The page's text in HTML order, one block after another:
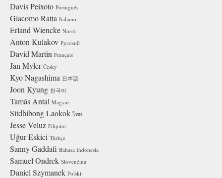
Davis Peixoto Português
Giacomo Ratta Italiano
Erland Wiencke Norsk
Anton Kulakov Русский
David Martin Français
Jan Myler Česky
Kyo Nagashima 日本語
Joon Kyung 한국어
Tamás Antal Magyar
Sitdhibong Laokok ไทย
Jesse Veluz Filipino
Uğur Eskici Türkçe
Sanny Gaddafi Bahasa Indonesia
Samuel Ondrek Slovenčina
Daniel Szymanek Polski